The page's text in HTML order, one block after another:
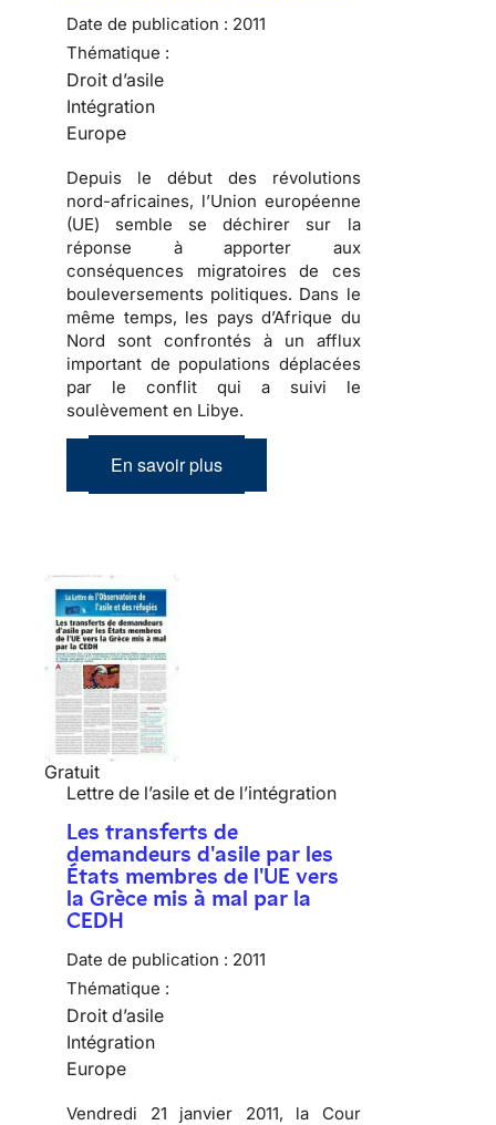
Date de publication : 2011
Thématique :
Droit d’asile
Intégration
Europe
Depuis le début des révolutions
nord-africaines, l’Union européenne
(UE) semble se déchirer sur la
réponse à apporter aux
conséquences migratoires de ces
bouleversements politiques. Dans le
même temps, les pays d’Afrique du
Nord sont confrontés à un afflux
important de populations déplacées
par le conflit qui a suivi le
soulèvement en Libye.
En savoir plus
Gratuit
Lettre de l’asile et de l’intégration
Les transferts de
demandeurs d'asile par les
États membres de l'UE vers
la Grèce mis à mal par la
CEDH
Date de publication : 2011
Thématique :
Droit d’asile
Intégration
Europe
Vendredi 21 janvier 2011, la Cour